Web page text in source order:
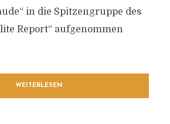
in die Spitzengruppe des
Report“ aufgenommen
WEITERLESEN